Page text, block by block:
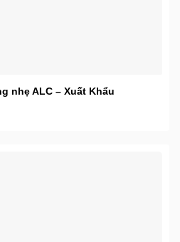
nhẹ ALC – Xuất Khẩu